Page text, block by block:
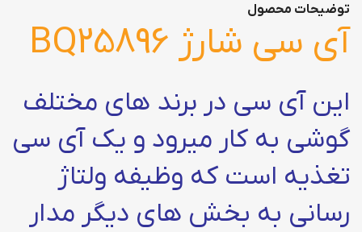
توضیحات محصول
آی سی شارژ BQ25896
این آی سی در برند های مختلف
گوشی به کار میرود و یک آی سی
تغذیه است که وظیفه ولتاژ
رسانی به بخش های دیگر مدار